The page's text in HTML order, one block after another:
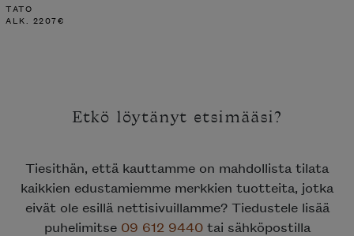
TATO
ALK. 2207€
Etkö löytänyt etsimääsi?
Tiesithän, että kauttamme on mahdollista tilata
kaikkien edustamiemme merkkien tuotteita, jotka
eivät ole esillä nettisivuillamme? Tiedustele lisää
puhelimitse 09 612 9440tai sähköpostilla